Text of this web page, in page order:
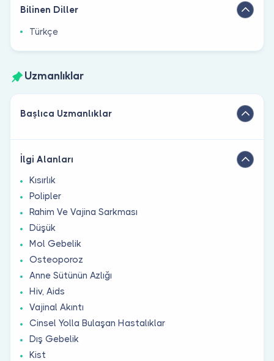
Bilinen Diller
Türkçe
Uzmanlıklar
Başlıca Uzmanlıklar
İlgi Alanları
Kısırlık
Polipler
Rahim Ve Vajina Sarkması
Düşük
Mol Gebelik
Osteoporoz
Anne Sütünün Azlığı
Hiv, Aids
Vajinal Akıntı
Cinsel Yolla Bulaşan Hastalıklar
Dış Gebelik
Kist